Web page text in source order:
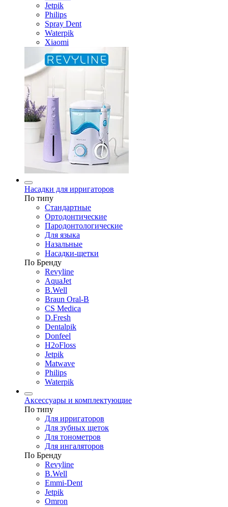
Jetpik
Philips
Spray Dent
Waterpik
Xiaomi
Насадки для ирригаторов
По типу
Стандартные
Ортодонтические
Пародонтологические
Для языка
Назальные
Насадки-щетки
По Бренду
Revyline
AquaJet
B.Well
Braun Oral-B
CS Medica
D.Fresh
Dentalpik
Donfeel
H2oFloss
Jetpik
Matwave
Philips
Waterpik
Аксессуары и комплектующие
По типу
Для ирригаторов
Для зубных щеток
Для тонометров
Для ингаляторов
По Бренду
Revyline
B.Well
Emmi-Dent
Jetpik
Omron